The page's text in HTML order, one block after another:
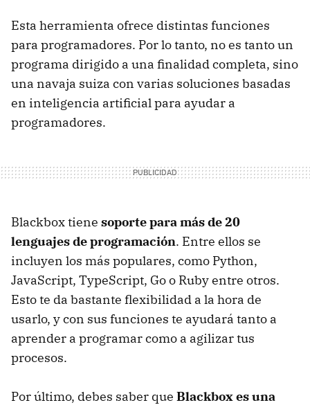
Esta herramienta ofrece distintas funciones
para programadores. Por lo tanto, no es tanto un
programa dirigido a una finalidad completa, sino
una navaja suiza con varias soluciones basadas
en inteligencia artificial para ayudar a
programadores.
Blackbox tiene soporte para más de 20
lenguajes de programación. Entre ellos se
incluyen los más populares, como Python,
JavaScript, TypeScript, Go o Ruby entre otros.
Esto te da bastante flexibilidad a la hora de
usarlo, y con sus funciones te ayudará tanto a
aprender a programar como a agilizar tus
procesos.
Por último, debes saber que Blackbox es una